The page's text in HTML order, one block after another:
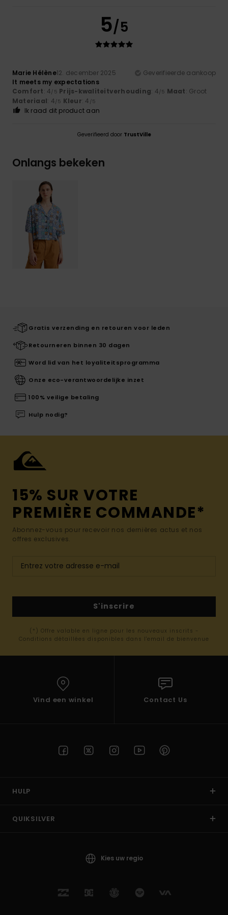
5/5
Marie Hélène12. december 2025
Geverifieerde aankoop
It meets my expectations
Comfort: 4/5 Prijs-kwaliteitverhouding: 4/5 Maat: Groot
Materiaal: 4/5 Kleur: 4 /5
Ik raad dit product aan
Geverifieerd door TrustVille
Onlangs bekeken
Gratis verzending en retouren voor leden
Retourneren binnen 30 dagen
Word lid van het loyaliteitsprogramma
Onze eco-verantwoordelijke inzet
100% veilige betaling
Hulp nodig?
15% SUR VOTRE
PREMIÈRE COMMANDE*
Abonnez-vous pour recevoir nos dernières actus et nos
offres exclusives.
S'inscrire
(*) Offre valable en ligne pour les nouveaux inscrits -
Conditions détaillées disponibles dans l'email de bienvenue
Vind een winkel Contact Us
HULP
QUIKSILVER
Kies uw regio